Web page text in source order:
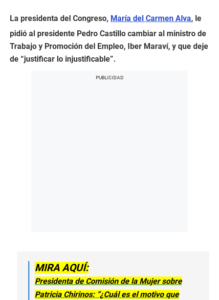
La presidenta del Congreso, María del Carmen Alva, le
pidió al presidente Pedro Castillo cambiar al ministro de
Trabajo y Promoción del Empleo, Iber Maraví, y que deje
de “justificar lo injustificable”.
MIRA AQUÍ:
Presidenta de Comisión de la Mujer sobre
Patricia Chirinos: “¿Cuál es el motivo que